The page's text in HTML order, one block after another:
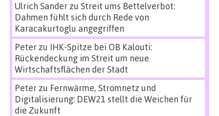
Ulrich Sanderzu Streit ums Bettelverbot:
Dahmen fühlt sich durch Rede von
Karacakurtoglu angegriffen
Peterzu IHK-Spitze bei OB Kalouti:
Rückendeckung im Streit um neue
Wirtschaftsflächen der Stadt
Peterzu Fernwärme, Stromnetz und
Digitalisierung: DEW21 stellt die Weichen für
die Zukunft